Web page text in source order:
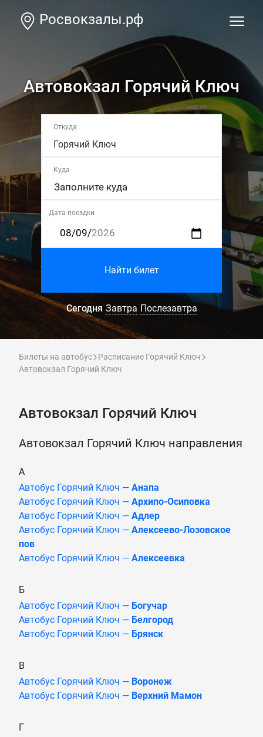
Росвокзалы.рф
Автовокзал Горячий Ключ
Откуда
Горячий Ключ
Куда
Дата поездки
Найти билет
Сегодня Завтра Послезавтра
Билеты на автобус
Расписание Горячий Ключ
Автовокзал Горячий Ключ
Автовокзал Горячий Ключ
Автовокзал Горячий Ключ направления
А
Автобус Горячий Ключ — Анапа
Автобус Горячий Ключ — Архипо-Осиповка
Автобус Горячий Ключ — Адлер
Автобус Горячий Ключ — Алексеево-Лозовское
пов
Автобус Горячий Ключ — Алексеевка
Б
Автобус Горячий Ключ — Богучар
Автобус Горячий Ключ — Белгород
Автобус Горячий Ключ — Брянск
В
Автобус Горячий Ключ — Воронеж
Автобус Горячий Ключ — Верхний Мамон
Г